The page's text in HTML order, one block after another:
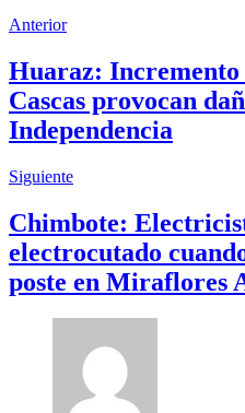
Anterior
Huaraz:
Cascas provocan
Independencia
Siguiente
Chimbote:
electrocutado
poste en Miraflores